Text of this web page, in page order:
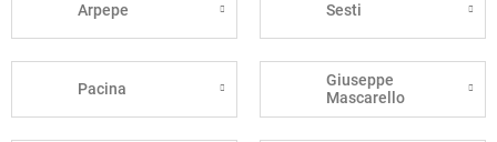
Arpepe Sesti
Pacina
Giuseppe
Mascarello